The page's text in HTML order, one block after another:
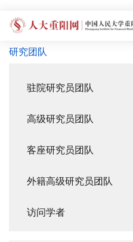
研究团队
驻院研究员团队
高级研究员团队
客座研究员团队
外籍高级研究员团队
访问学者